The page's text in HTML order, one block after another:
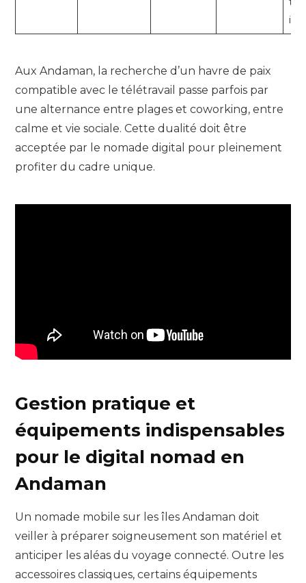
Aux Andaman, la recherche d’un havre de paix
compatible avec le télétravail passe parfois par
une alternance entre plages et coworking, entre
calme et vie sociale. Cette dualité doit être
acceptée par le nomade digital pour pleinement
profiter du cadre unique.
Gestion pratique et
équipements indispensables
pour le digital nomad en
Andaman
Un nomade mobile sur les îles Andaman doit
veiller à préparer soigneusement son matériel et
anticiper les aléas du voyage connecté. Outre les
accessoires classiques, certains équipements